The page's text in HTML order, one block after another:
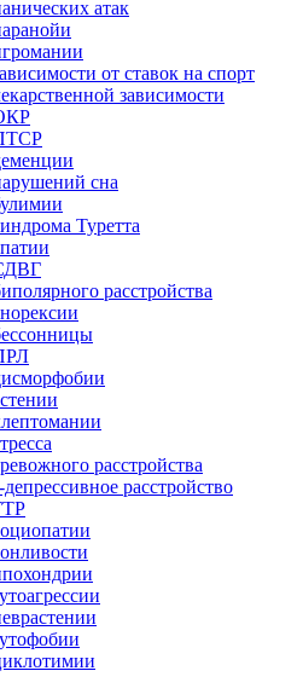
атак
от ставок на спорт
зависимости
сна
Туретта
расстройства
расстройства
расстройство